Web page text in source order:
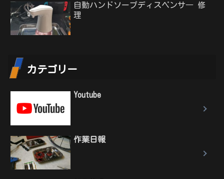
自動ハンドソープディスペンサ― 修
理
カテゴリー
Youtube
作業日報